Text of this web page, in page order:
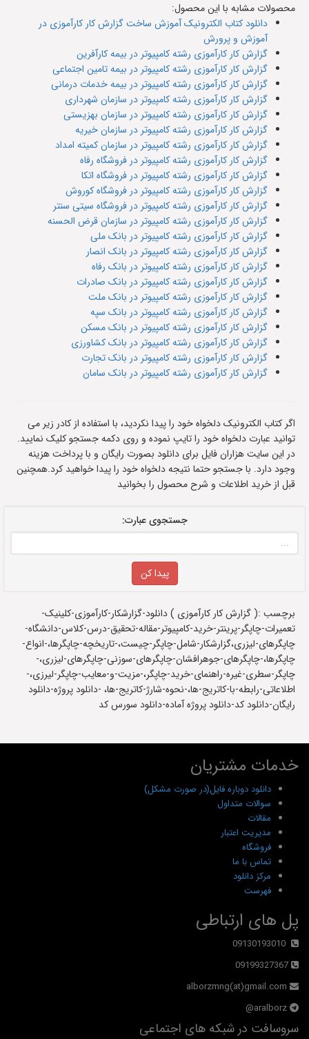
محصولات مشابه با این محصول:
دانلود کتاب الکترونیک آموزش ساخت گزارش کار کارآموزی در
آموزش و پرورش
گزارش کار کارآموزی رشته کامپیوتر در بیمه کارآفرین
گزارش کار کارآموزی رشته کامپیوتر در بیمه تامین اجتماعی
گزارش کار کارآموزی رشته کامپیوتر در بیمه خدمات درمانی
گزارش کار کارآموزی رشته کامپیوتر در سازمان شهرداری
گزارش کار کارآموزی رشته کامپیوتر در سازمان بهزیستی
گزارش کار کارآموزی رشته کامپیوتر در سازمان خیریه
گزارش کار کارآموزی رشته کامپیوتر در سازمان کمیته امداد
گزارش کار کارآموزی رشته کامپیوتر در فروشگاه رفاه
گزارش کار کارآموزی رشته کامپیوتر در فروشگاه اتکا
گزارش کار کارآموزی رشته کامپیوتر در فروشگاه کوروش
گزارش کار کارآموزی رشته کامپیوتر در فروشگاه سیتی سنتر
گزارش کار کارآموزی رشته کامپیوتر در سازمان قرض الحسنه
گزارش کار کارآموزی رشته کامپیوتر در بانک ملی
گزارش کار کارآموزی رشته کامپیوتر در بانک انصار
گزارش کار کارآموزی رشته کامپیوتر در بانک رفاه
گزارش کار کارآموزی رشته کامپیوتر در بانک صادرات
گزارش کار کارآموزی رشته کامپیوتر در بانک ملت
گزارش کار کارآموزی رشته کامپیوتر در بانک سپه
گزارش کار کارآموزی رشته کامپیوتر در بانک مسکن
گزارش کار کارآموزی رشته کامپیوتر در بانک کشاورزی
گزارش کار کارآموزی رشته کامپیوتر در بانک تجارت
گزارش کار کارآموزی رشته کامپیوتر در بانک سامان
اگر کتاب الکترونیک دلخواه خود را پیدا نکردید، با استفاده از کادر زیر می
توانید عبارت دلخواه خود را تایپ نموده و روی دکمه جستجو کلیک نمایید.
در این سایت هزاران فایل برای دانلود بصورت رایگان و با پرداخت هزینه
وجود دارد. با جستجو حتما نتیجه دلخواه خود را پیدا خواهید کرد.همچنین
قبل از خرید اطلاعات و شرح محصول را بخوانید
جستجوی عبارت:
برچسب :( گزارش کار کارآموزی ) دانلود-گزارشکار-کارآموزی-کلینیک-
تعمیرات-چاپگر-پرینتر-خرید-کامپیوتر-مقاله-تحقیق-درس-کلاس-دانشگاه-
چاپگرهای-لیزری،گزارشکار-شامل-چاپگر-چیست،-تاریخچه-چاپگرها،-انواع-
چاپگرها،-چاپگرهای-جوهرافشان-چاپگرهای-سوزنی-چاپگرهای-لیزری،-
چاپگر-سطری-غیره-راهنمای-خرید-چاپگر،-مزیت-و-معایب-چاپگر-لیرزی،-
اطلاعاتی-رابطه-با-کاتریج-ها،-نحوه-شارژ-کاتریج-ها، -دانلود پروژه-دانلود
رایگان-دانلود کد-دانلود پروژه آماده-دانلود سورس کد
خدمات مشتریان
دانلود دوباره فایل(در صورت مشکل)
سوالات متداول
مقالات
مدیریت اعتبار
فروشگاه
تماس با ما
مرکز دانلود
فهرست
پل های ارتباطی
09130193010
09199327367
alborzmng(at)gmail.com
aralborz@
سروسافت در شبکه های اجتماعی